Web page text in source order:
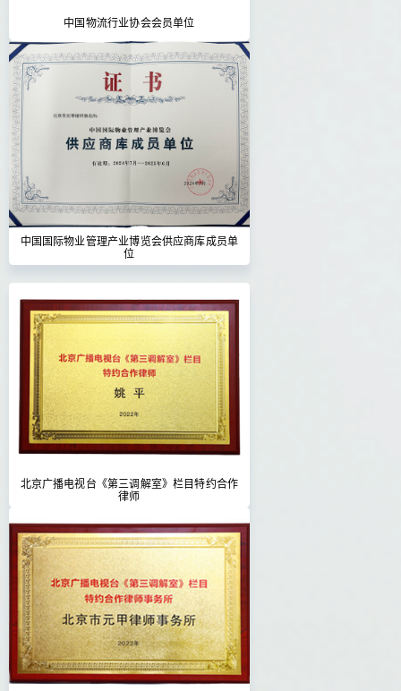
中国物流行业协会会员单位
中国国际物业管理产业博览会供应商库成员单
位
北京广播电视台《第三调解室》栏目特约合作
律师